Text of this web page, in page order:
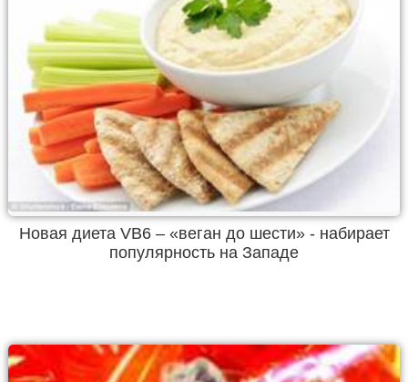
Новая диета VB6 – «веган до шести» - набирает
популярность на Западе